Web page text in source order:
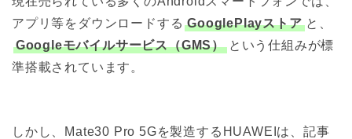
アプリ等をダウンロードする GooglePlayストア と、
Googleモバイルサービス（GMS） という仕組みが標
準搭載されています。
しかし、Mate30 Pro 5Gを製造するHUAWEIは、記事